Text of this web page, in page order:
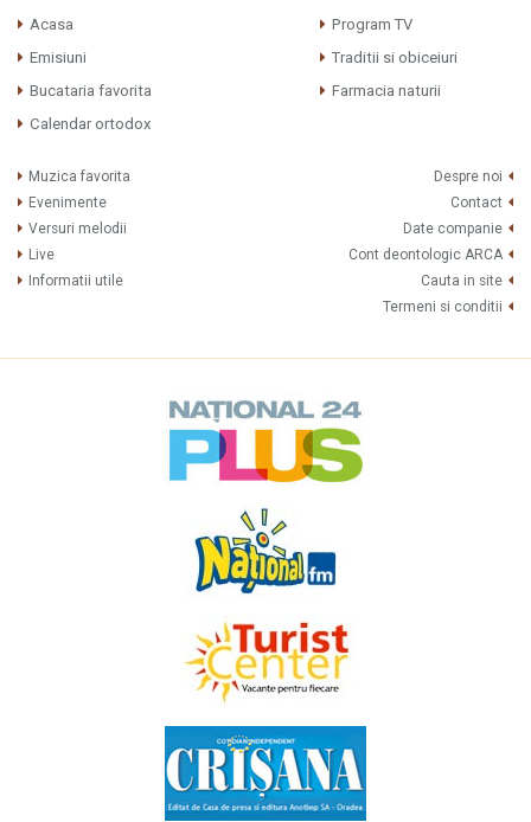
Acasa
Program TV
Emisiuni
Traditii si obiceiuri
Bucataria favorita
Farmacia naturii
Calendar ortodox
Muzica favorita
Evenimente
Versuri melodii
Live
Informatii utile
Despre noi
Contact
Date companie
Cont deontologic ARCA
Cauta in site
Termeni si conditii